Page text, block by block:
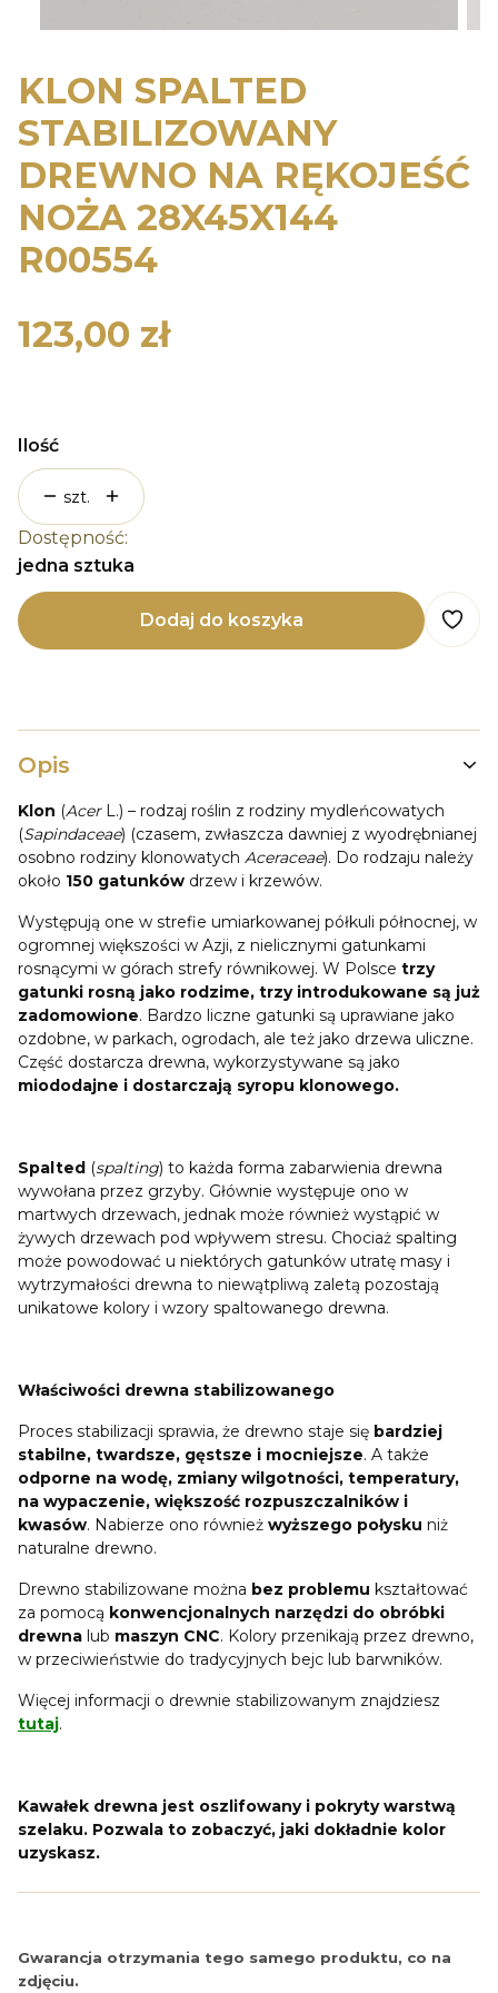
KLON SPALTED
STABILIZOWANY
DREWNO NA RĘKOJEŚĆ
NOŻA 28X45X144
R00554
Cena
123,00 zł
Ilość
szt.
Dostępność:
jedna sztuka
Dodaj do koszyka
Opis
Klon (AcerL.) – rodzaj roślin z rodziny mydleńcowatych
(Sapindaceae) (czasem, zwłaszcza dawniej z wyodrębnianej
osobno rodziny klonowatych Aceraceae). Do rodzaju należy
około 150 gatunków drzew i krzewów.
Występują one w strefie umiarkowanej półkuli północnej, w
ogromnej większości w Azji, z nielicznymi gatunkami
rosnącymi w górach strefy równikowej. W Polsce trzy
gatunki rosną jako rodzime, trzy introdukowane są już
zadomowione. Bardzo liczne gatunki są uprawiane jako
ozdobne, w parkach, ogrodach, ale też jako drzewa uliczne.
Część dostarcza drewna, wykorzystywane są jako
miododajne i dostarczają syropu klonowego.
Spalted (spalting) to każda forma zabarwienia drewna
wywołana przez grzyby. Głównie występuje ono w
martwych drzewach, jednak może również wystąpić w
żywych drzewach pod wpływem stresu. Chociaż spalting
może powodować u niektórych gatunków utratę masy i
wytrzymałości drewna to niewątpliwą zaletą pozostają
unikatowe kolory i wzory spaltowanego drewna.
Właściwości drewna stabilizowanego
Proces stabilizacji sprawia, że drewno staje się bardziej
stabilne, twardsze, gęstsze i mocniejsze. A także
odporne na wodę, zmiany wilgotności, temperatury,
na wypaczenie, większość rozpuszczalników i
kwasów. Nabierze ono również wyższego połysku niż
naturalne drewno.
Drewno stabilizowane można bez problemu kształtować
za pomocą konwencjonalnych narzędzi do obróbki
drewna lub maszyn CNC. Kolory przenikają przez drewno,
w przeciwieństwie do tradycyjnych bejc lub barwników.
Więcej informacji o drewnie stabilizowanym znajdziesz
tutaj.
Kawałek drewna jest oszlifowany i pokryty warstwą
szelaku. Pozwala to zobaczyć, jaki dokładnie kolor
uzyskasz.
Gwarancja otrzymania tego samego produktu, co na
zdjęciu.